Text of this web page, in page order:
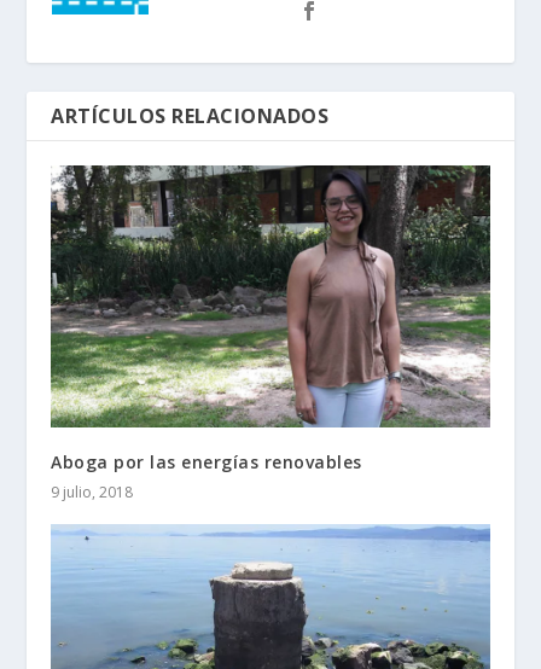
ARTÍCULOS RELACIONADOS
Aboga por las energías renovables
9 julio, 2018